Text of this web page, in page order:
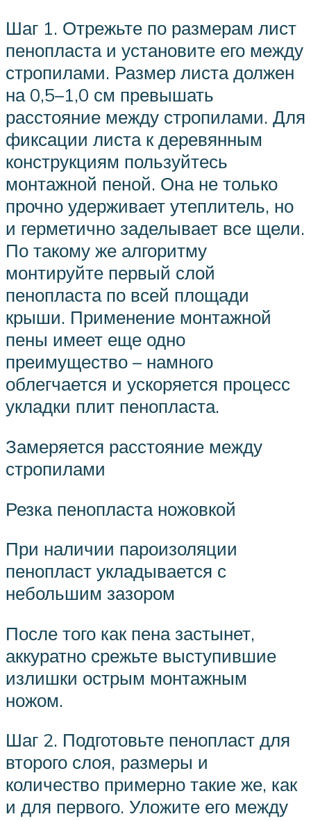
Шаг 1. Отрежьте по размерам лист
пенопласта и установите его между
стропилами. Размер листа должен
на 0,5–1,0 см превышать
расстояние между стропилами. Для
фиксации листа к деревянным
конструкциям пользуйтесь
монтажной пеной. Она не только
прочно удерживает утеплитель, но
и герметично заделывает все щели.
По такому же алгоритму
монтируйте первый слой
пенопласта по всей площади
крыши. Применение монтажной
пены имеет еще одно
преимущество – намного
облегчается и ускоряется процесс
укладки плит пенопласта.
Замеряется расстояние между
стропилами
Резка пенопласта ножовкой
При наличии пароизоляции
пенопласт укладывается с
небольшим зазором
После того как пена застынет,
аккуратно срежьте выступившие
излишки острым монтажным
ножом.
Шаг 2. Подготовьте пенопласт для
второго слоя, размеры и
количество примерно такие же, как
и для первого. Уложите его между